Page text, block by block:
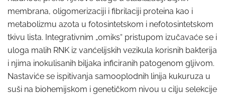
membrana, oligomerizaciji i fibrilaciji proteina kao i
metabolizmu azota u fotosintetskom i nefotosintetskom
tkivu lista. Integrativnim „omiks“ pristupom izučavaće se i
uloga malih RNK iz vanćelijskih vezikula korisnih bakterija
i njima inokulisanih biljaka inficiranih patogenom gljivom.
Nastaviće se ispitivanja samooplodnih linija kukuruza u
suši na biohemijskom i genetičkom nivou u cilju selekcije